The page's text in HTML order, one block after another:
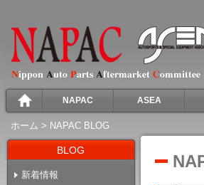
NAPAC ASEA
ホーム > NAPAC BLOG
BLOG
新着情報